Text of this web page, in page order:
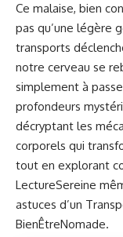
Ce malaise, bien
pas qu’une légère
transports
notre cerveau se
simplement à
profondeurs
décryptant les
corporels qui
tout en explorant
LectureSereine
astuces d’un
BienÊtreNomade.